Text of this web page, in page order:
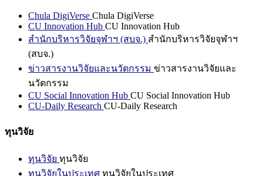
Chula DigiVerse Chula DigiVerse
CU Innovation Hub CU Innovation Hub
สำนักบริหารวิจัยจุฬาฯ (สบจ.) สำนักบริหารวิจัยจุฬาฯ
(สบจ.)
ข่าวสารงานวิจัยและนวัตกรรม ข่าวสารงานวิจัยและ
นวัตกรรม
CU Social Innovation Hub CU Social Innovation Hub
CU-Daily Research CU-Daily Research
ทุนวิจัย
ทุนวิจัย ทุนวิจัย
ทุนวิจัยในประเทศ ทุนวิจัยในประเทศ